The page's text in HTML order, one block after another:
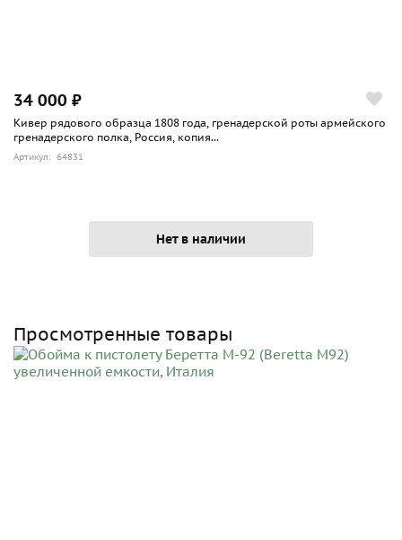
34 000 ₽
Кивер рядового образца 1808 года, гренадерской роты армейского
гренадерского полка, Россия, копия...
Артикул: 64831
Нет в наличии
Просмотренные товары